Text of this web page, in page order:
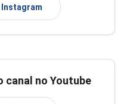
canal no Youtube